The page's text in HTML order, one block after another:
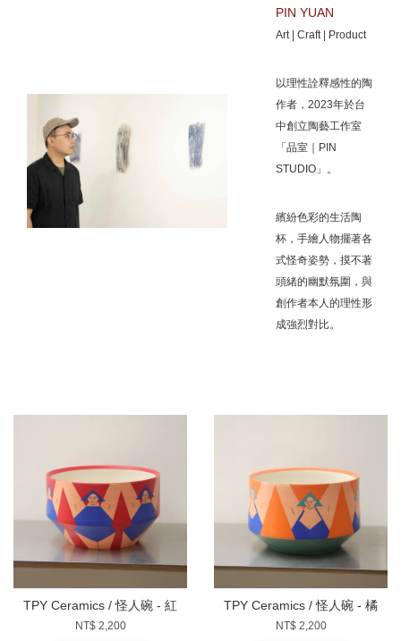
PIN YUAN
Art | Craft | Product
以理性詮釋感性的陶
作者，2023年於台
中創立陶藝工作室
「品室｜PIN
STUDIO」。
繽紛色彩的生活陶
杯，手繪人物擺著各
式怪奇姿勢，摸不著
頭緒的幽默氛圍，與
創作者本人的理性形
成強烈對比。
TPY Ceramics / 怪人碗 - 紅
NT$ 2,200
TPY Ceramics / 怪人碗 - 橘
NT$ 2,200